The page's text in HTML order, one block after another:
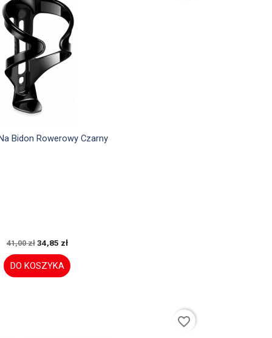
Szybki podgląd
Bidon Rowerowy Czarny
41,00 zł 34,85 zł
DO KOSZYKA
favorite_border